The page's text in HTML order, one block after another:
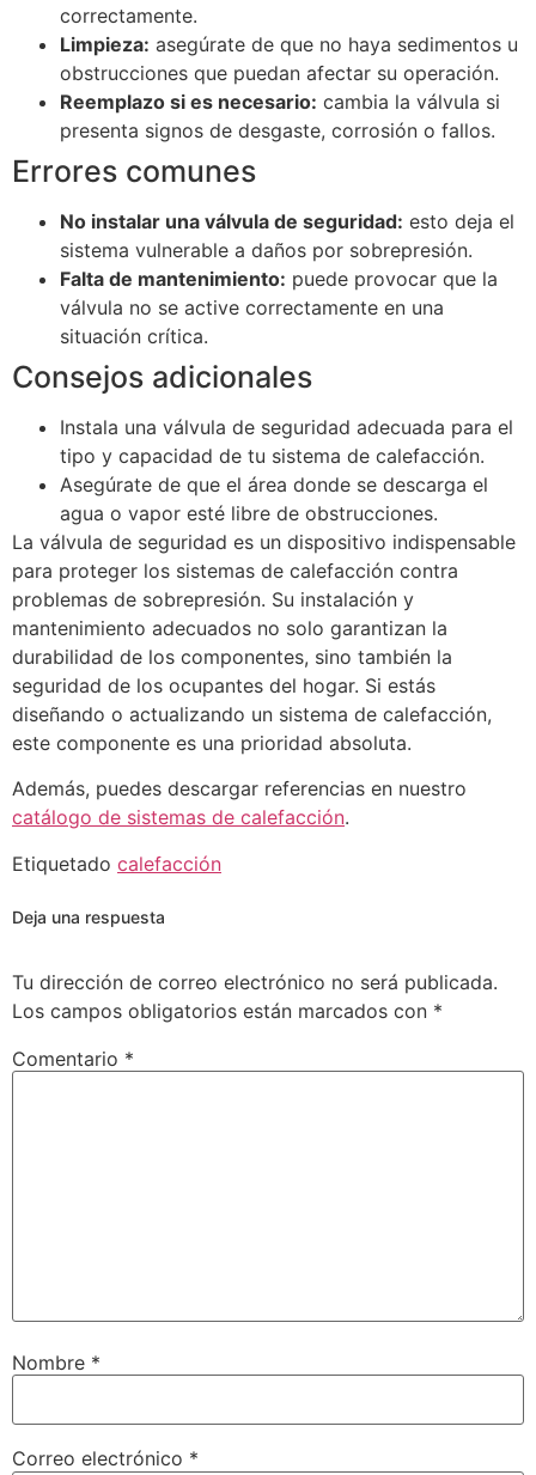
correctamente.
Limpieza: asegúrate de que no haya sedimentos u
obstrucciones que puedan afectar su operación.
Reemplazo si es necesario: cambia la válvula si
presenta signos de desgaste, corrosión o fallos.
Errores comunes
No instalar una válvula de seguridad: esto deja el
sistema vulnerable a daños por sobrepresión.
Falta de mantenimiento: puede provocar que la
válvula no se active correctamente en una
situación crítica.
Consejos adicionales
Instala una válvula de seguridad adecuada para el
tipo y capacidad de tu sistema de calefacción.
Asegúrate de que el área donde se descarga el
agua o vapor esté libre de obstrucciones.
La válvula de seguridad es un dispositivo indispensable
para proteger los sistemas de calefacción contra
problemas de sobrepresión. Su instalación y
mantenimiento adecuados no solo garantizan la
durabilidad de los componentes, sino también la
seguridad de los ocupantes del hogar. Si estás
diseñando o actualizando un sistema de calefacción,
este componente es una prioridad absoluta.
Además, puedes descargar referencias en nuestro
catálogo de sistemas de calefacción.
Etiquetado calefacción
Deja una respuesta
Tu dirección de correo electrónico no será publicada.
Los campos obligatorios están marcados con *
Comentario *
Nombre *
Correo electrónico *